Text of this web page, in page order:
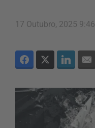
17 Outubro, 2025 9:46